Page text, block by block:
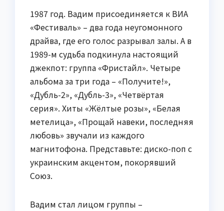
1987 год. Вадим присоединяется к ВИА
«Фестиваль» – два года неугомонного
драйва, где его голос разрывал залы. А в
1989-м судьба подкинула настоящий
джекпот: группа «Фристайл». Четыре
альбома за три года – «Получите!»,
«Дубль-2», «Дубль-3», «Четвёртая
серия». Хиты «Жёлтые розы», «Белая
метелица», «Прощай навеки, последняя
любовь» звучали из каждого
магнитофона. Представьте: диско-поп с
украинским акцентом, покорявший
Союз.
Вадим стал лицом группы –